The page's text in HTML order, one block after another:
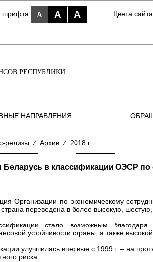
шрифта A A A Цвета сайта
РЕСПУБЛИКИ
НАПРАВЛЕНИЯ
релизы ⁄ Архив ⁄ 2018 г.
в классификации ОЭСР
Организации по экономическому
переведена в более высокую, шестую,
стало возможным
устойчивости страны, а также
улучшилась впервые с 1999 г. – на
риска.